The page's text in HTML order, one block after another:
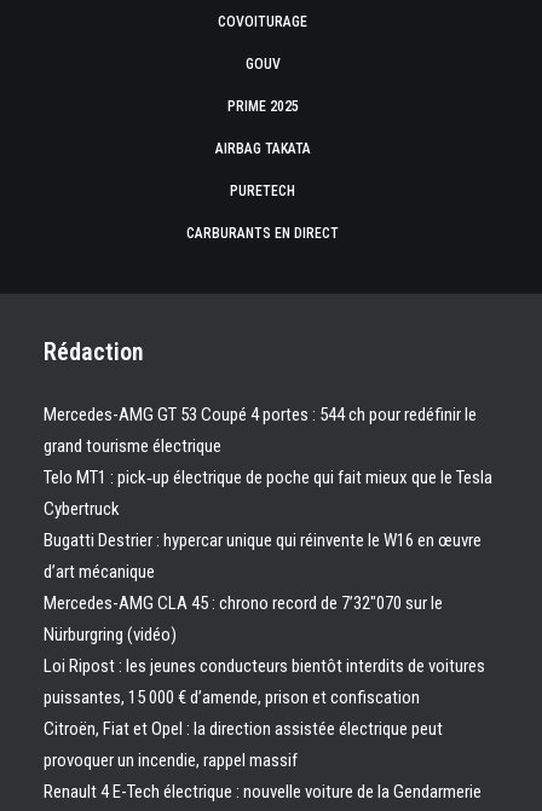
COVOITURAGE
GOUV
PRIME 2025
AIRBAG TAKATA
PURETECH
CARBURANTS EN DIRECT
Rédaction
Mercedes-AMG GT 53 Coupé 4 portes : 544 ch pour redéfinir le
grand tourisme électrique
Telo MT1 : pick‑up électrique de poche qui fait mieux que le Tesla
Cybertruck
Bugatti Destrier : hypercar unique qui réinvente le W16 en œuvre
d’art mécanique
Mercedes-AMG CLA 45 : chrono record de 7’32″070 sur le
Nürburgring (vidéo)
Loi Ripost : les jeunes conducteurs bientôt interdits de voitures
puissantes, 15 000 € d’amende, prison et confiscation
Citroën, Fiat et Opel : la direction assistée électrique peut
provoquer un incendie, rappel massif
Renault 4 E-Tech électrique : nouvelle voiture de la Gendarmerie